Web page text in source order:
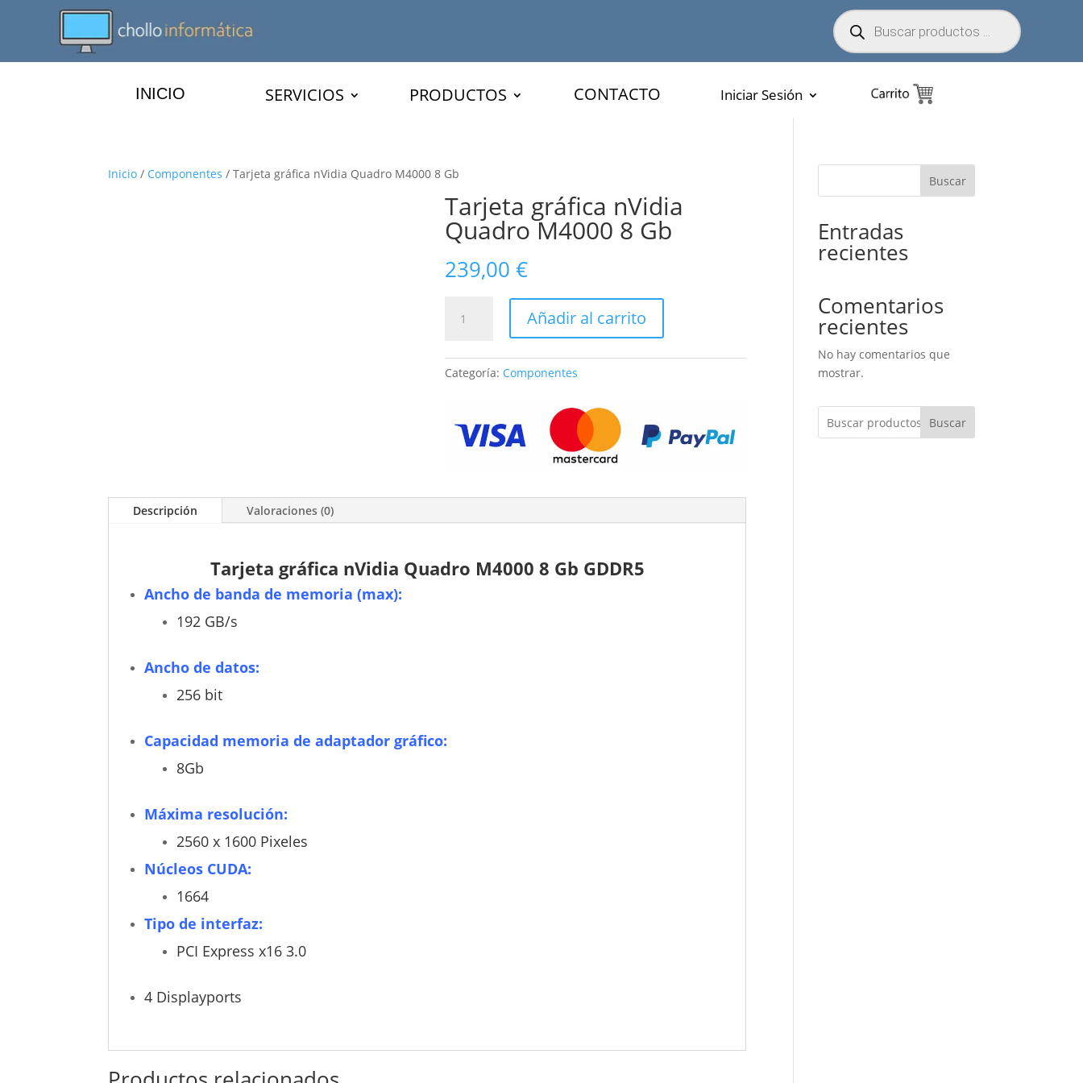
Búsqueda
de
productos
INICIO SERVICIOS PRODUCTOS CONTACTO Iniciar Sesión
Inicio / Componentes / Tarjeta gráfica nVidia Quadro M4000 8 Gb
Tarjeta gráfica nVidia
Quadro M4000 8 Gb
239,00 €
gráfica
Quadro
M4000
cantidad
Añadir al carrito
Categoría: Componentes
Descripción Valoraciones (0)
Tarjeta gráfica nVidia Quadro M4000 8 Gb GDDR5
Ancho de banda de memoria (max):
192 GB/s
Ancho de datos:
256 bit
Capacidad memoria de adaptador gráfico:
8Gb
Máxima resolución:
2560 x 1600 Pixeles
Núcleos CUDA:
1664
Tipo de interfaz:
PCI Express x16 3.0
4 Displayports
Buscar
Entradas
recientes
Comentarios
recientes
No hay comentarios que
mostrar.
Buscar